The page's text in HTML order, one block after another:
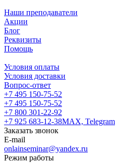
Наши преподаватели
Акции
Блог
Реквизиты
Помощь
Условия оплаты
Условия доставки
Вопрос-ответ
+7 495 150-75-52
+7 495 150-75-52
+7 800 301-22-92
+7 925 683-12-38MAX, Telegram
Заказать звонок
E-mail
onlainseminar@yandex.ru
Режим работы